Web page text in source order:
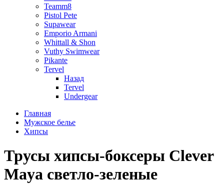
Teamm8
Pistol Pete
Supawear
Emporio Armani
Whittall & Shon
Vuthy Swimwear
Pikante
Tervel
Назад
Tervel
Undergear
Главная
Мужское белье
Хипсы
Трусы хипсы-боксеры Clever
Maya светло-зеленые